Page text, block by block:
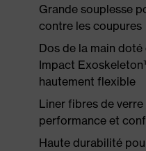
Grande souplesse
contre les coupures
Dos de la main
Impact
hautement flexible
Liner fibres de
performance et
Haute durabilité